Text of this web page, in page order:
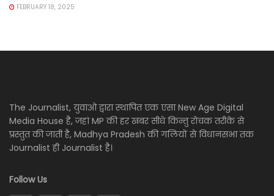
FEBRUARY 18, 2025
The Journalist, युवाओ द्वारा स्थापित एक एसा New Age Digital
Media House है, जहां MP की हर खबर सीधे किन्तु रोचक तरीके से
प्रस्तुत की जाती है, Madhya Pradesh की गलियों से विधानसभा तक
Journalist ही Journalist है।
Follow Us